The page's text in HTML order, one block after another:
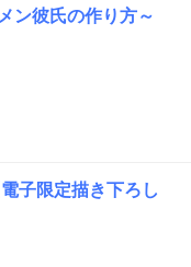
ン彼氏の作り方～
子限定描き下ろし